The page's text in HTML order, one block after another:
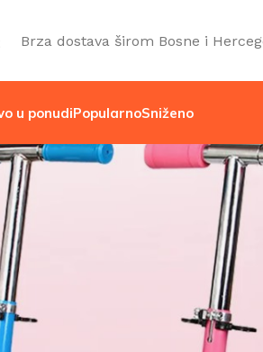
Brza dostava širom Bosne i
u ponudiPopularnoSniženo